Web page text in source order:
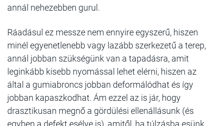
annál nehezebben gurul.
Ráadásul ez messze nem ennyire egyszerű, hiszen
minél egyenetlenebb vagy lazább szerkezetű a terep,
annál jobban szükségünk van a tapadásra, amit
leginkább kisebb nyomással lehet elérni, hiszen az
által a gumiabroncs jobban deformálódhat és így
jobban kapaszkodhat. Ám ezzel az is jár, hogy
drasztikusan megnő a gördülési ellenállásunk (és
egyben a defekt esélye is), amitől, ha túlzásba esünk,